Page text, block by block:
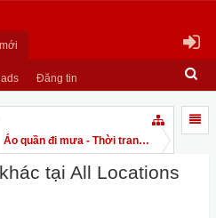
Đăng tin
Áo quần đi mưa - Thời trang moto - mô
tại All Locations